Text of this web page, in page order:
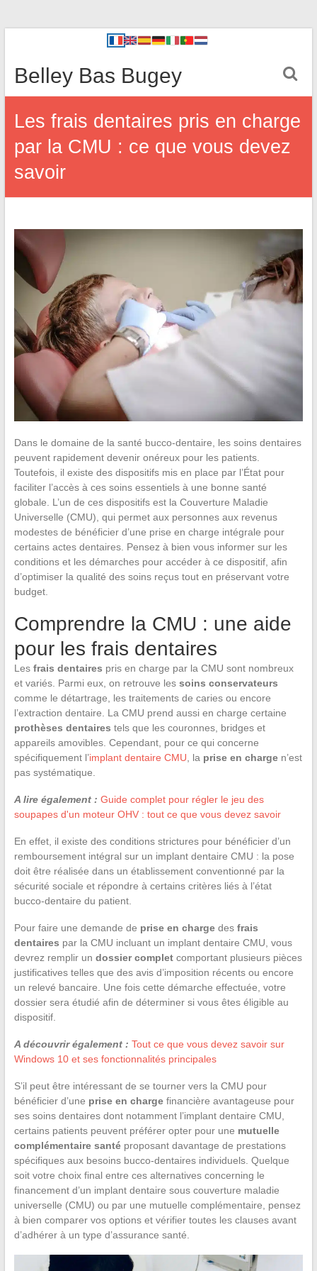
Belley Bas Bugey
Les frais dentaires pris en charge
par la CMU : ce que vous devez
savoir
Dans le domaine de la santé bucco-dentaire, les soins dentaires
peuvent rapidement devenir onéreux pour les patients.
Toutefois, il existe des dispositifs mis en place par l’État pour
faciliter l’accès à ces soins essentiels à une bonne santé
globale. L’un de ces dispositifs est la Couverture Maladie
Universelle (CMU), qui permet aux personnes aux revenus
modestes de bénéficier d’une prise en charge intégrale pour
certains actes dentaires. Pensez à bien vous informer sur les
conditions et les démarches pour accéder à ce dispositif, afin
d’optimiser la qualité des soins reçus tout en préservant votre
budget.
Comprendre la CMU : une aide
pour les frais dentaires
Les frais dentaires pris en charge par la CMU sont nombreux
et variés. Parmi eux, on retrouve les soins conservateurs
comme le détartrage, les traitements de caries ou encore
l’extraction dentaire. La CMU prend aussi en charge certaine
prothèses dentaires tels que les couronnes, bridges et
appareils amovibles. Cependant, pour ce qui concerne
spécifiquement l’implant dentaire CMU , la prise en chargen’est
pas systématique.
A lire également : Guide complet pour régler le jeu des
soupapes d'un moteur OHV : tout ce que vous devez savoir
En effet, il existe des conditions strictures pour bénéficier d’un
remboursement intégral sur un implant dentaire CMU : la pose
doit être réalisée dans un établissement conventionné par la
sécurité sociale et répondre à certains critères liés à l’état
bucco-dentaire du patient.
Pour faire une demande de prise en chargedes frais
dentaires par la CMU incluant un implant dentaire CMU, vous
devrez remplir un dossier completcomportant plusieurs pièces
justificatives telles que des avis d’imposition récents ou encore
un relevé bancaire. Une fois cette démarche effectuée, votre
dossier sera étudié afin de déterminer si vous êtes éligible au
dispositif.
A découvrir également : Tout ce que vous devez savoir sur
Windows 10 et ses fonctionnalités principales
S’il peut être intéressant de se tourner vers la CMU pour
bénéficier d’une prise en chargefinancière avantageuse pour
ses soins dentaires dont notamment l’implant dentaire CMU,
certains patients peuvent préférer opter pour une mutuelle
complémentaire santéproposant davantage de prestations
spécifiques aux besoins bucco-dentaires individuels. Quelque
soit votre choix final entre ces alternatives concerning le
financement d’un implant dentaire sous couverture maladie
universelle (CMU) ou par une mutuelle complémentaire, pensez
à bien comparer vos options et vérifier toutes les clauses avant
d’adhérer à un type d’assurance santé.